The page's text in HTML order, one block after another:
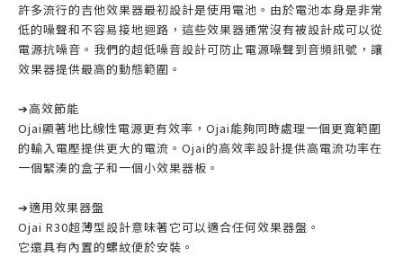
許多流行的吉他效果器最初設計是使用電池。由於電池本身是非常
低的噪聲和不容易接地迴路，這些效果器通常沒有被設計成可以從
電源抗噪音。我們的超低噪音設計可防止電源噪聲到音頻訊號，讓
效果器提供最高的動態範圍。
➔高效節能
Ojai顯著地比線性電源更有效率，Ojai能夠同時處理一個更寬範圍
的輸入電壓提供更大的電流。Ojai的高效率設計提供高電流功率在
一個緊湊的盒子和一個小效果器板。
➔適用效果器盤
Ojai R30超薄型設計意味著它可以適合任何效果器盤。
它還具有內置的螺紋便於安裝。